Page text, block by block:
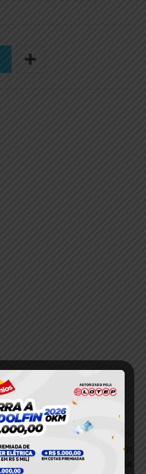
Próximo
Como Financiar um
Apartamento na Caixa: Guia